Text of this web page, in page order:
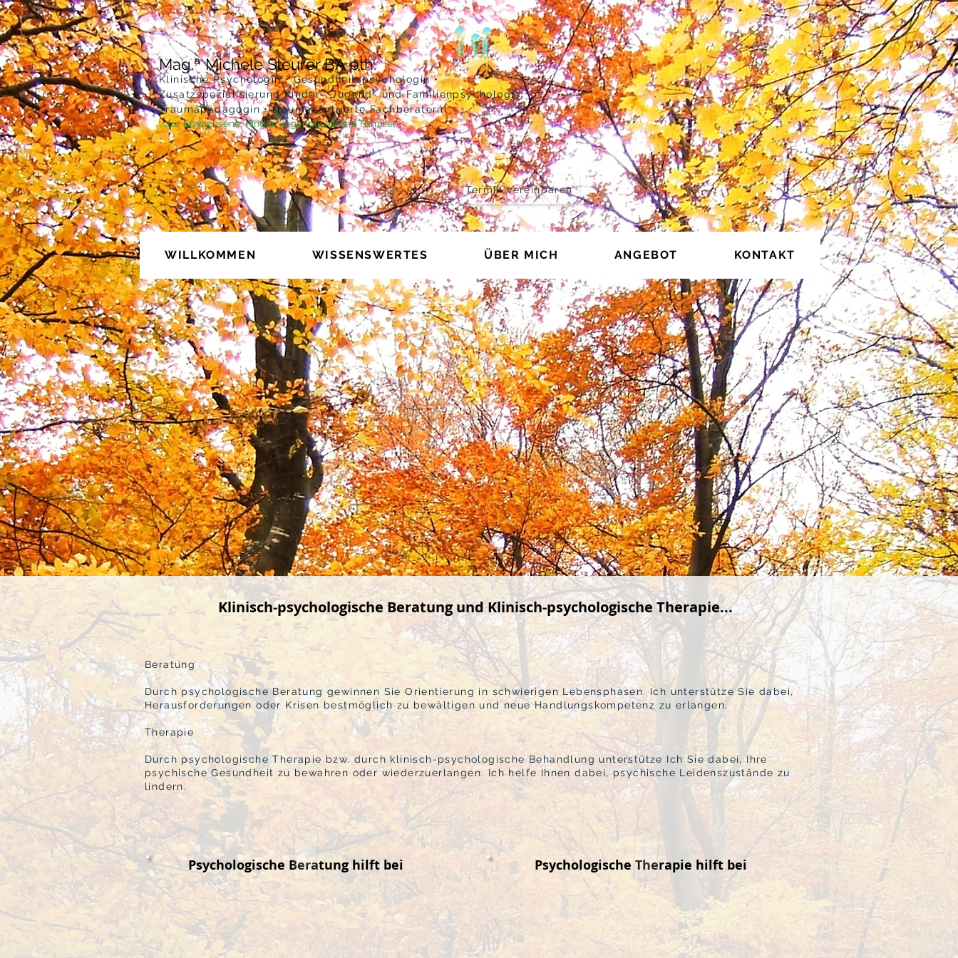
Mag.ª Michele Steurer BA pth.
Klinische Psychologin • Gesundheitspsychologin •
Zusatzspezialisierung Kinder-, Jugend- und Familienpsychologie
Traumapädagogin • traumazentrierte Fachberaterin
....für Erwachsene, Kinder, Jugendliche und Familien
Termin vereinbaren
WILLKOMMEN WISSENSWERTES ÜBER MICH ANGEBOT KONTAKT
Klinisch-psychologische Beratung und Klinisch-psychologische Therapie...
Beratung
Durch psychologische Beratung gewinnen Sie Orientierung in schwierigen Lebensphasen. Ich unterstütze Sie dabei,
Herausforderungen oder Krisen bestmöglich zu bewältigen und neue Handlungskompetenz zu erlangen.
Therapie
Durch psychologische Therapie bzw. durch klinisch-psychologische Behandlung unterstütze Ich Sie dabei, Ihre
psychische Gesundheit zu bewahren oder wiederzuerlangen. Ich helfe Ihnen dabei, psychische Leidenszustände zu
lindern.​
Psychologische Beratung hilft bei Psychologische Therapie hilft bei